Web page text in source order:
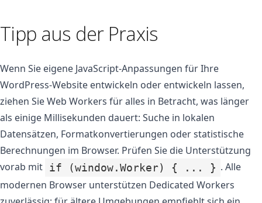
Tipp aus der Praxis
Wenn Sie eigene JavaScript-Anpassungen für Ihre
WordPress-Website entwickeln oder entwickeln lassen,
ziehen Sie Web Workers für alles in Betracht, was länger
als einige Millisekunden dauert: Suche in lokalen
Datensätzen, Formatkonvertierungen oder statistische
Berechnungen im Browser. Prüfen Sie die Unterstützung
vorab mit if (window.Worker) { ... } . Alle
modernen Browser unterstützen Dedicated Workers